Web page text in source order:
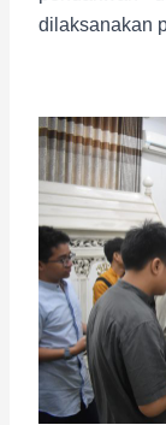
dilaksanakan